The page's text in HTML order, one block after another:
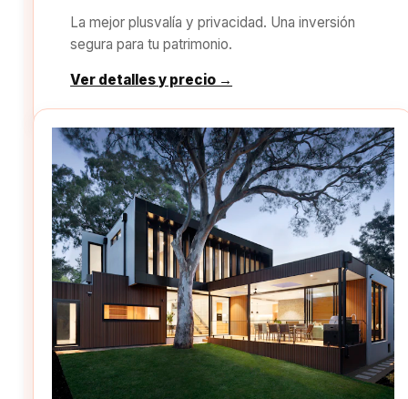
La mejor plusvalía y privacidad. Una inversión
segura para tu patrimonio.
Ver detalles y precio →